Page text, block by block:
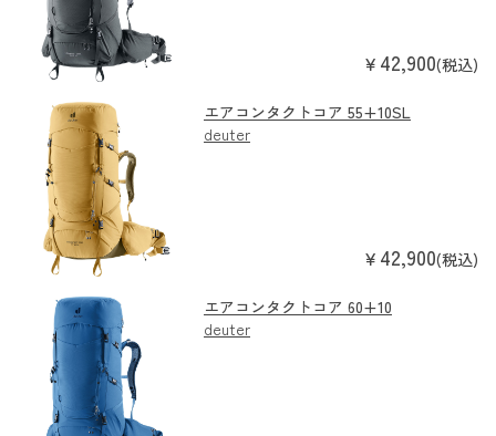
￥ 42,900(税込)
エアコンタクトコア 55+10SL
deuter
￥ 42,900(税込)
エアコンタクトコア 60+10
deuter